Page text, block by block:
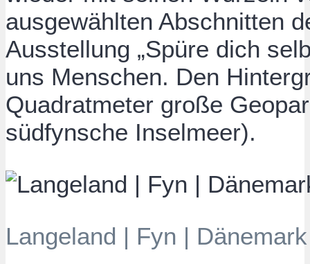
ausgewählten Abschnitten
Ausstellung „Spüre dich
uns Menschen. Den
Quadratmeter große
südfynsche Inselmeer).
Langeland | Fyn |